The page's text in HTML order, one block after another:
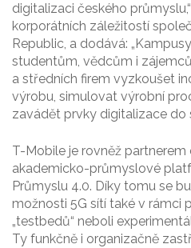
digitalizaci českého
korporátních záležitostí
Republic, a dodává:
studentům, vědcům i
a středních firem vyzkoušet
výrobu, simulovat výrobní
zavádět prvky digitalizace do
T-Mobile je rovněž
akademicko-průmyslové
Průmyslu 4.0. Díky tomu se
možnosti 5G sítí také v rámci
„testbedů“ neboli
Ty funkčně i organizačně